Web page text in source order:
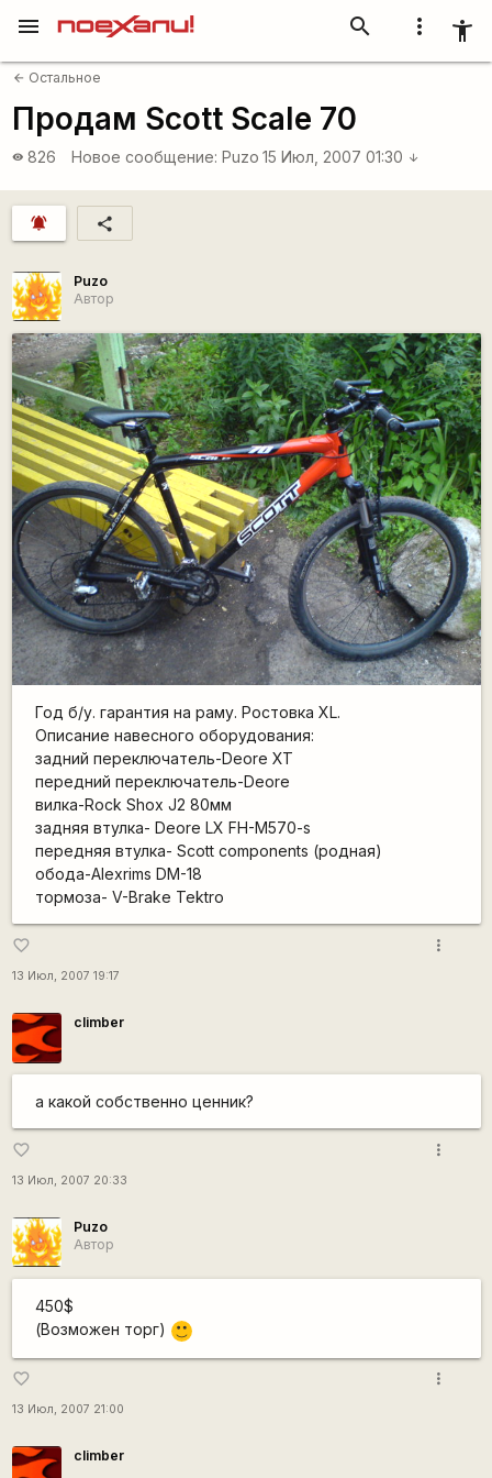
more_vert accessibility_new
search
menu
arrow_back Остальное
Продам Scott Scale 70
visibility 826 Новое сообщение: Puzo 15 Июл, 2007 01:30 arrow_downward
notifications_active share
Puzo
Автор
Год б/у. гарантия на раму. Ростовка ХL.
Описание навесного оборудования:
задний переключатель-Deore XT
передний переключатель-Deore
вилка-Rock Shox J2 80мм
задняя втулка- Deore LX FH-M570-s
передняя втулка- Scott components (родная)
обода-Alexrims DM-18
тормоза- V-Brake Tektro
favorite_border
13 Июл, 2007 19:17
more_vert
climber
а какой собственно ценник?
favorite_border
13 Июл, 2007 20:33
more_vert
Puzo
Автор
450$
(Возможен торг)
:)
favorite_border
13 Июл, 2007 21:00
more_vert
climber